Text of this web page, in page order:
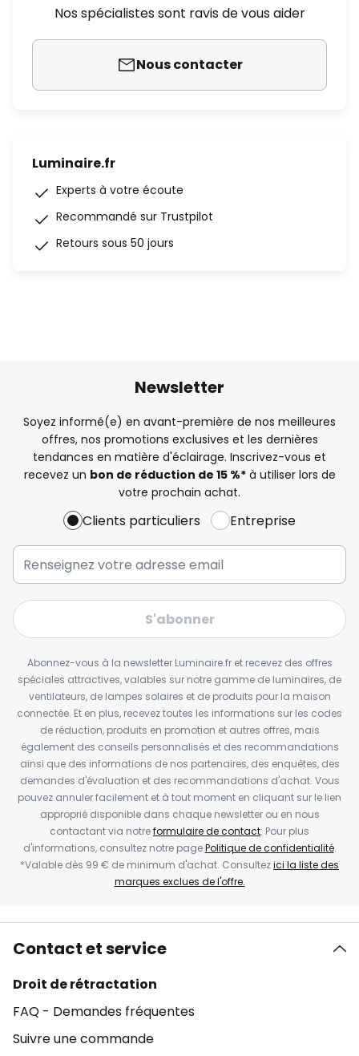
Nos spécialistes sont ravis de vous aider
Nous contacter
Luminaire.fr
Experts à votre écoute
Recommandé sur Trustpilot
Retours sous 50 jours
Newsletter
Soyez informé(e) en avant-première de nos meilleures
offres, nos promotions exclusives et les dernières
tendances en matière d'éclairage. Inscrivez-vous et
recevez un bon de réduction de 15 %*à utiliser lors de
votre prochain achat.
Clients particuliers Entreprise
S'abonner
Abonnez-vous à la newsletter Luminaire.fr et recevez des offres
spéciales attractives, valables sur notre gamme de luminaires, de
ventilateurs, de lampes solaires et de produits pour la maison
connectée. Et en plus, recevez toutes les informations sur les codes
de réduction, produits en promotion et autres offres, mais
également des conseils personnalisés et des recommandations
ainsi que des informations de nos partenaires, des enquêtes, des
demandes d'évaluation et des recommandations d'achat. Vous
pouvez annuler facilement et à tout moment en cliquant sur le lien
approprié disponible dans chaque newsletter ou en nous
contactant via notreformulaire de contact. Pour plus
d'informations, consultez notre pagePolitique de confidentialité.
*Valable dès 99 € de minimum d'achat. Consultezici la liste des
marques exclues de l'offre.
Contact et service
Droit de rétractation
FAQ - Demandes fréquentes
Suivre une commande